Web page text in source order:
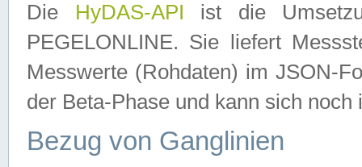
Die HyDAS-API ist die
PEGELONLINE. Sie liefert
Messwerte (Rohdaten) im JSON-
der Beta-Phase und kann sich noch
Bezug von Ganglinien